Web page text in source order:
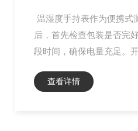
温湿度手持表作为便携式
后，首先检查包装是否完
段时间，确保电量充足。
查看详情